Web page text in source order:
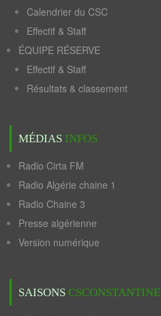
Calendrier du CSC
Effectif & Staff
ÉQUIPE RÉSERVE
Effectif & Staff
Résultats & classement
MÉDIAS INFOS
Radio Cirta FM
Radio Algérie chaine 1
Radio Chaine 3
Presse algérienne
Version numérique
SAISONS CSCONSTANTINE